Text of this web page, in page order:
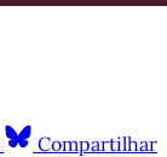
Compartilhar